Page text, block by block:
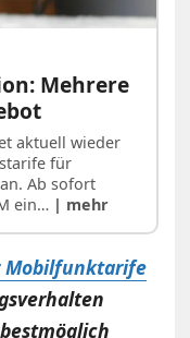
Mehrere
aktuell wieder
für
Ab sofort
ein… | mehr
Mobilfunktarife